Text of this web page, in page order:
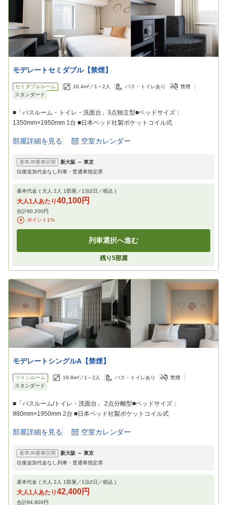
モデレートセミダブル【禁煙】
セミダブルルーム 16.4m²／1～2 人 バス・トイレあり
禁煙
スタンダード
■「バスルーム・トイレ・洗面台」3点独立型■ベッドサイズ：
1350mm×1950mm 1台 ■日本ベッド社製ポケットコイル式
部屋詳細を見る 空室カレンダー
基準JR乗車区間 新大阪 ～ 東京
往復追加代金なし列車・普通車指定席
基本代金 ( 大人 2 人 1部屋／1泊2日／税込 )
大人1人あたり40,100円
合計80,200円
ポイント 1%
列車選択へ進む
残り5部屋
モデレートシングルA【禁煙】
ツインルーム 19.8m²／1～2 人 バス・トイレあり
禁煙
スタンダード
■「バスルーム/トイレ・洗面台」 2点分離型■ベッドサイズ：
980mm×1950mm 2台 ■日本ベッド社製ポケットコイル式
部屋詳細を見る 空室カレンダー
基準JR乗車区間 新大阪 ～ 東京
往復追加代金なし列車・普通車指定席
基本代金 ( 大人 2 人 1部屋／1泊2日／税込 )
大人1人あたり42,400円
合計84,800円